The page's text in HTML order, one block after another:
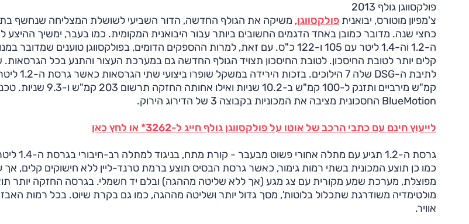
פולקסווגן גולף 2013
צ'מפיון מוטורס, יבואנית פולקסווגן, משיקה את הגולף החדשה, הדור השביעי לשושלת המצליחה שנחשף
כחצי שנה. מדובר כמובן באחד הדגמים החשובים ביותר עבור היבואנית המקומית. כמו בעבר, ימשיך
ה-1.2 וה-1.4 ליטר עם 105 ו-122 כ"ס. עם זאת, למרות ההספקים הדומים, בפולקסווגן טוענים
קלים יותר לטובת החיסכון. לטובת החיסכון תצויד הגולף החדשה גם במערכת העצור והתנע בכל הגרסאות.
קמ"ש מירביים ותזנק ל-100 קמ"ש ב-10.2 שניות ואילו
BlueMotion החסכונית מציבה את המכוניות בקבוצה 3 של הדירוג הירוק.
לייעוץ חינם עם כתבי הרכב של אוטו על פולקסווגן גולף חייג ל-3262* או לחץ כאן
גרסת ה-1.2 תגיע עם מתלה אחורי פשוט מבעבר - קורת מתח, בניגוד למתלה רב-חיבורי בגרסת ה-1.4 ליטר.
כמו כן תוצע המכונית בשתי רמות גימור, כאשר גרסת הבסיס תוצע ברמת טרנד-ליין ללא חישוקים קלים,
מפוצלת, מערכת שמע מקורית עם צג מגע (אך ללא שליטה מההגה) ובלם יד חשמלי. בגרסה החזקה יותר
אוויר.